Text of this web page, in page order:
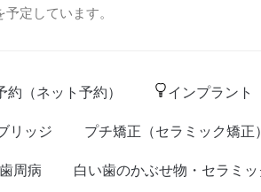
定しています。
約（ネット予約） インプラント
リッジ プチ矯正（セラミック矯正）
歯周病 白い歯のかぶせ物・セラミ